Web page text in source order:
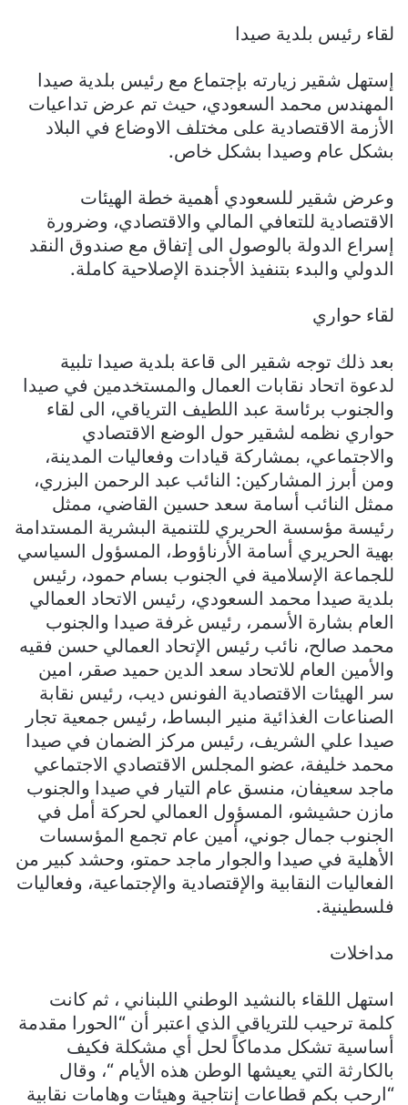
لقاء رئيس بلدية صيدا
إستهل شقير زيارته بإجتماع مع رئيس بلدية صيدا
المهندس محمد السعودي، حيث تم عرض تداعيات
الأزمة الاقتصادية على مختلف الاوضاع في البلاد
بشكل عام وصيدا بشكل خاص.
وعرض شقير للسعودي أهمية خطة الهيئات
الاقتصادية للتعافي المالي والاقتصادي، وضرورة
إسراع الدولة بالوصول الى إتفاق مع صندوق النقد
الدولي والبدء بتنفيذ الأجندة الإصلاحية كاملة.
لقاء حواري
بعد ذلك توجه شقير الى قاعة بلدية صيدا تلبية
لدعوة اتحاد نقابات العمال والمستخدمين في صيدا
والجنوب برئاسة عبد اللطيف الترياقي، الى لقاء
حواري نظمه لشقير حول الوضع الاقتصادي
والاجتماعي، بمشاركة قيادات وفعاليات المدينة،
ومن أبرز المشاركين: النائب عبد الرحمن البزري،
ممثل النائب أسامة سعد حسين القاضي، ممثل
رئيسة مؤسسة الحريري للتنمية البشرية المستدامة
بهية الحريري أسامة الأرناؤوط، المسؤول السياسي
للجماعة الإسلامية في الجنوب بسام حمود، رئيس
بلدية صيدا محمد السعودي، رئيس الاتحاد العمالي
العام بشارة الأسمر، رئيس غرفة صيدا والجنوب
محمد صالح، نائب رئيس الإتحاد العمالي حسن فقيه
والأمين العام للاتحاد سعد الدين حميد صقر، امين
سر الهيئات الاقتصادية الفونس ديب، رئيس نقابة
الصناعات الغذائية منير البساط، رئيس جمعية تجار
صيدا علي الشريف، رئيس مركز الضمان في صيدا
محمد خليفة، عضو المجلس الاقتصادي الاجتماعي
ماجد سعيفان، منسق عام التيار في صيدا والجنوب
مازن حشيشو، المسؤول العمالي لحركة أمل في
الجنوب جمال جوني، أمين عام تجمع المؤسسات
الأهلية في صيدا والجوار ماجد حمتو، وحشد كبير من
الفعاليات النقابية والإقتصادية والإجتماعية، وفعاليات
فلسطينية.
مداخلات
استهل اللقاء بالنشيد الوطني اللبناني ، ثم كانت
كلمة ترحيب للترياقي الذي اعتبر أن “الحورا مقدمة
أساسية تشكل مدماكاً لحل أي مشكلة فكيف
بالكارثة التي يعيشها الوطن هذه الأيام “، وقال
“ارحب بكم قطاعات إنتاجية وهيئات وهامات نقابية